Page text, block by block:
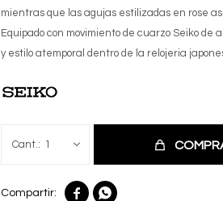
mientras que las agujas estilizadas en rose
Equipado con movimiento de cuarzo Seiko de
y estilo atemporal dentro de la relojeria
1
 